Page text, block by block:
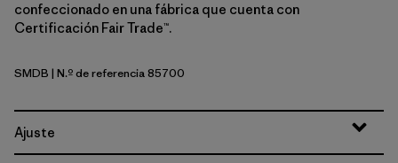
confeccionado en una fábrica que cuenta con
Certificación Fair Trade™.
Smolder Blue
SMDB | N.º de referencia 85700
Ajuste